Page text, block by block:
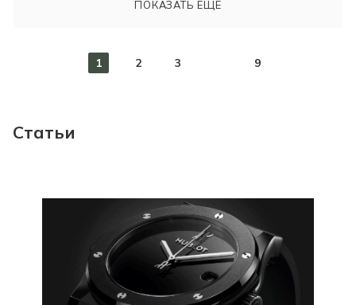
ПОКАЗАТЬ ЕЩЕ
1 2 3 9
Статьи